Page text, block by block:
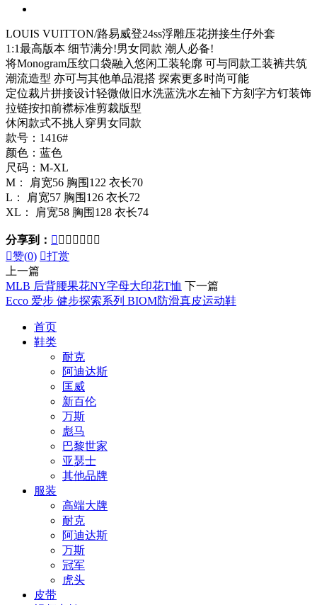
LOUIS VUITTON/路易威登24ss浮雕压花拼接生仔外套
1:1最高版本 细节满分!男女同款 潮人必备!
将Monogram压纹口袋融入悠闲工装轮廓 可与同款工装裤共筑
潮流造型 亦可与其他单品混搭 探索更多时尚可能
定位裁片拼接设计轻微做旧水洗蓝洗水左袖下方刻字方钉装饰
拉链按扣前襟标准剪裁版型
休闲款式不挑人穿男女同款
款号：1416#
颜色：蓝色
尺码：M-XL
M： 肩宽56 胸围122 衣长70
L： 肩宽57 胸围126 衣长72
XL： 肩宽58 胸围128 衣长74
分享到：       
赞(0) 打赏
上一篇
MLB 后背腰果花NY字母大印花T恤 下一篇
Ecco 爱步 健步探索系列 BIOM防滑真皮运动鞋
首页
鞋类
耐克
阿迪达斯
匡威
新百伦
万斯
彪马
巴黎世家
亚瑟士
其他品牌
服装
高端大牌
耐克
阿迪达斯
万斯
冠军
虎头
皮带